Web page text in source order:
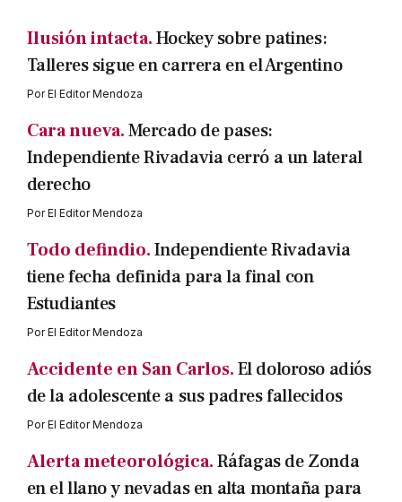
Ilusión intacta.Hockey sobre patines:
Talleres sigue en carrera en el Argentino
PorEl Editor Mendoza
Cara nueva.Mercado de pases:
Independiente Rivadavia cerró a un lateral
derecho
PorEl Editor Mendoza
Todo defindio.Independiente Rivadavia
tiene fecha definida para la final con
Estudiantes
PorEl Editor Mendoza
Accidente en San Carlos.El doloroso adiós
de la adolescente a sus padres fallecidos
PorEl Editor Mendoza
Alerta meteorológica.Ráfagas de Zonda
en el llano y nevadas en alta montaña para